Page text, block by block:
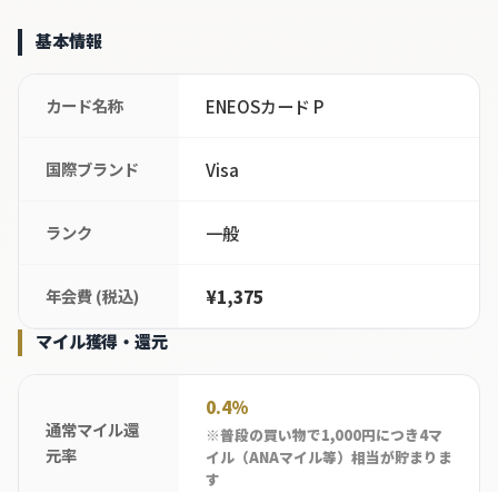
基本情報
カード名称 ENEOSカード P
国際ブランド Visa
ランク 一般
年会費 (税込) ¥1,375
マイル獲得・還元
通常マイル還
元率
0.4%
※普段の買い物で1,000円につき4マ
イル（ANAマイル等）相当が貯まりま
す